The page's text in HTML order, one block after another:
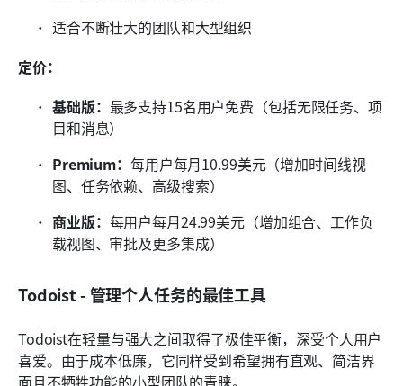
适合不断壮大的团队和大型组织
定价：
基础版： 最多支持15名用户免费（包括无限任务、项
目和消息）
Premium： 每用户每月10.99美元（增加时间线视
图、任务依赖、高级搜索）
商业版： 每用户每月24.99美元（增加组合、工作负
载视图、审批及更多集成）
Todoist - 管理个人任务的最佳工具
Todoist在轻量与强大之间取得了极佳平衡，深受个人用户
喜爱。由于成本低廉，它同样受到希望拥有直观、简洁界